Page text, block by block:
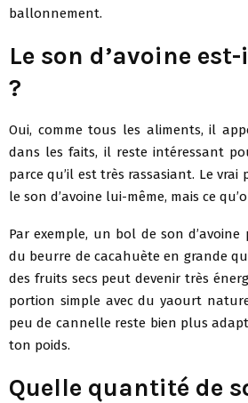
ballonnement.
Le son d’avoine
?
Oui, comme tous les aliments, il
dans les faits, il reste intéressant
parce qu’il est très rassasiant. Le vrai
le son d’avoine lui-même, mais ce
Par exemple, un bol de son d’avoine
du beurre de cacahuète en grande
des fruits secs peut devenir très
portion simple avec du yaourt
peu de cannelle reste bien plus
ton poids.
Quelle quantité de